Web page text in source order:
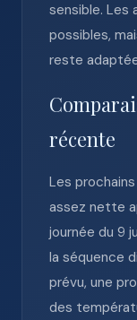
sensible.
possibles,
reste
récente
Les
assez nette
journée du 9
la séquence
prévu, une
des